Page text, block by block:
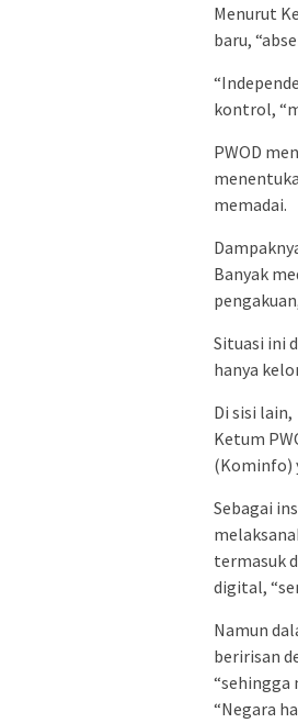
Menurut
baru,
kontrol,
PWOD
memadai.
Banyak
Situasi ini
hanya
Di sisi lain,
Ketum
(Kominfo)
Sebagai
termasuk
digital,
Namun
beririsan
“sehingga
“Negara